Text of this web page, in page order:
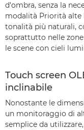
d'ombra, senza la
modalità Priorità alte
tonalità più naturali,
soprattutto nelle
le scene con cieli
Touch screen
inclinabile
Nonostante le
un monitoraggio di
semplice da